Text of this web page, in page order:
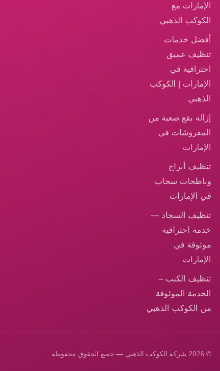
الإمارات مع
الكوكب الذهبي
أفضل خدمات
تنظيف عميق
احترافية في
الإمارات | الكوكب
الذهبي
إزالة بقع صعبة من
المفروشات في
الإمارات
تنظيف أبراج
وناطحات سحاب
في الإمارات
تنظيف السجاد —
خدمة احترافية
موثوقة في
الإمارات
تنظيف الكنب –
الخدمة الموثوقة
من الكوكب الذهبي
© 2026 شركة الكوكب الذهبي — جميع الحقوق محفوظة.